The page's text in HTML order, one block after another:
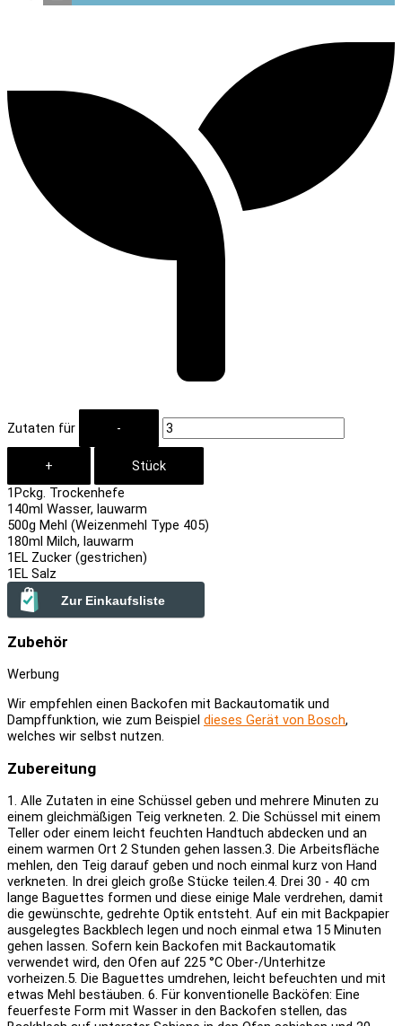
Zutaten für
1Pckg. Trockenhefe
140ml Wasser, lauwarm
500g Mehl (Weizenmehl Type 405)
180ml Milch, lauwarm
1EL Zucker (gestrichen)
1EL Salz
Zur Einkaufsliste
Zubehör
Werbung
Wir empfehlen einen Backofen mit Backautomatik und
Dampffunktion, wie zum Beispiel dieses Gerät von Bosch,
welches wir selbst nutzen.
Zubereitung
1. Alle Zutaten in eine Schüssel geben und mehrere Minuten zu
einem gleichmäßigen Teig verkneten. 2. Die Schüssel mit einem
Teller oder einem leicht feuchten Handtuch abdecken und an
einem warmen Ort 2 Stunden gehen lassen.3. Die Arbeitsfläche
mehlen, den Teig darauf geben und noch einmal kurz von Hand
verkneten. In drei gleich große Stücke teilen.4. Drei 30 - 40 cm
lange Baguettes formen und diese einige Male verdrehen, damit
die gewünschte, gedrehte Optik entsteht. Auf ein mit Backpapier
ausgelegtes Backblech legen und noch einmal etwa 15 Minuten
gehen lassen. Sofern kein Backofen mit Backautomatik
verwendet wird, den Ofen auf 225 °C Ober-/Unterhitze
vorheizen.5. Die Baguettes umdrehen, leicht befeuchten und mit
etwas Mehl bestäuben. 6. Für konventionelle Backöfen: Eine
feuerfeste Form mit Wasser in den Backofen stellen, das